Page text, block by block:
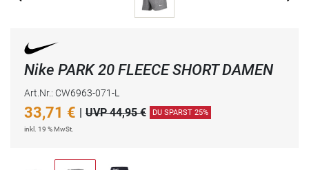
Nike PARK 20 FLEECE SHORT DAMEN
Art.Nr.: CW6963-071-L
33,71 € | UVP 44,95 € DU SPARST 25%
inkl. 19 % MwSt.